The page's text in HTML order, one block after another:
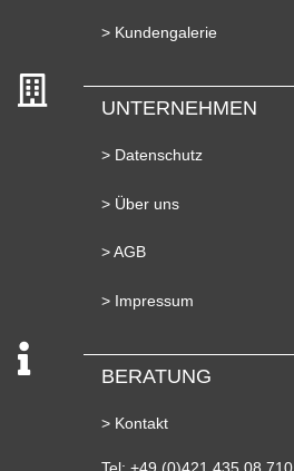
> Kundengalerie
UNTERNEHMEN
> Datenschutz
> Über uns
> AGB
> Impressum
BERATUNG
> Kontakt